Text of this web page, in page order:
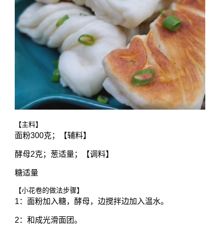
【主料】
面粉300克；【辅料】
酵母2克；葱适量；【调料】
糖适量
【小花卷的做法步骤】
1：面粉加入糖，酵母，边搅拌边加入温水。
2：和成光滑面团。